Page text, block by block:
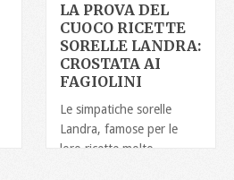
LA PROVA DEL
CUOCO RICETTE
SORELLE LANDRA:
CROSTATA AI
FAGIOLINI
Le simpatiche sorelle
Landra, famose per le
loro ricette molto